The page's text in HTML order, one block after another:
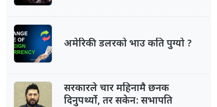
अमेरिकी डलरको भाउ कति पुग्यो ?
सरकारले चार महिनामै छनक
दिनुपर्थ्यो, तर सकेन: सभापति